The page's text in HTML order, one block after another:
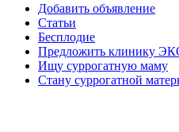
Добавить объявление
Статьи
Бесплодие
Предложить клинику
Ищу суррогатную маму
Стану суррогатной